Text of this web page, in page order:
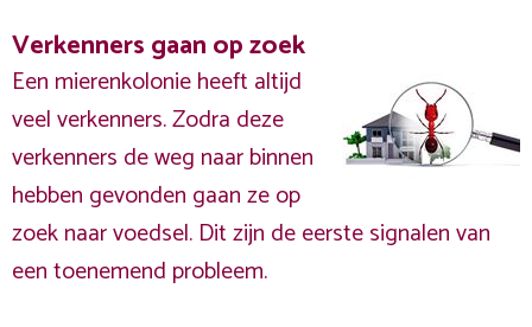
Verkenners gaan op zoek
Een mierenkolonie heeft altijd
veel verkenners. Zodra deze
verkenners de weg naar binnen
hebben gevonden gaan ze op
zoek naar voedsel. Dit zijn de eerste signalen van
een toenemend probleem.